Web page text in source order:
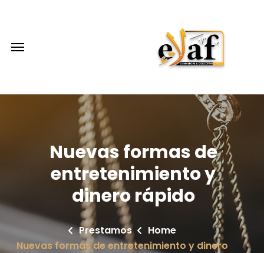
Nuevas formas de
entretenimiento y
dinero rápido
Home
Prestamos
Nuevas formas de entretenimiento y dinero